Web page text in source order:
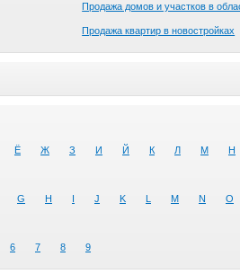
Продажа домов и участков в
Продажа квартир в новостройках
Ё Ж З И Й К Л М Н
G H I J K L M N O
6 7 8 9